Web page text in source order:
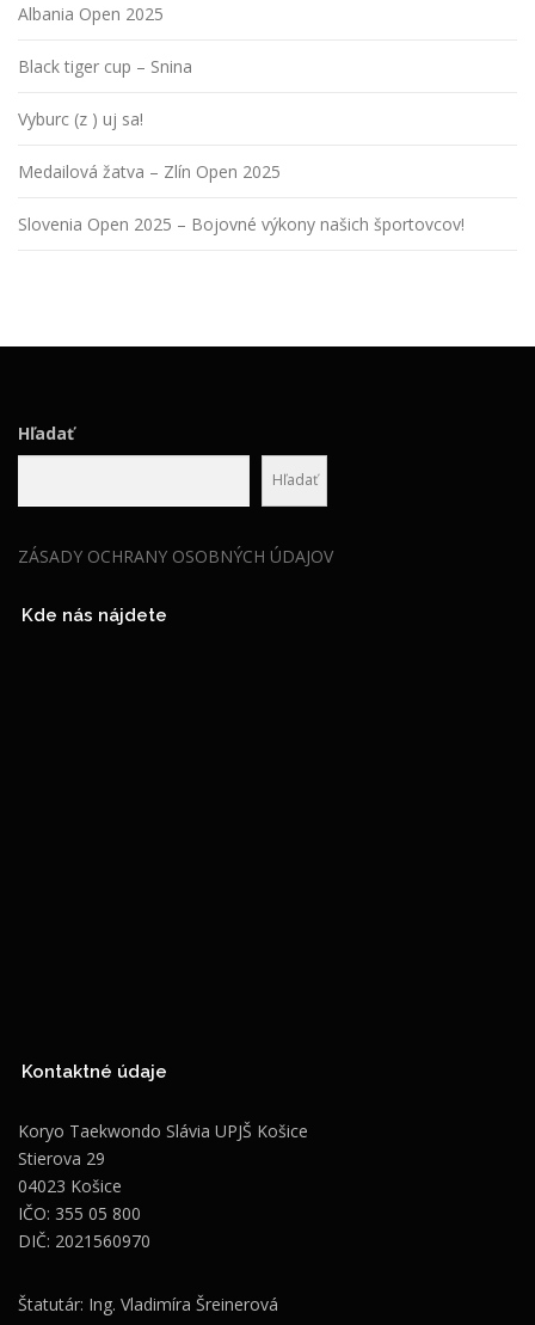
Albania Open 2025
Black tiger cup – Snina
Vyburc (z ) uj sa!
Medailová žatva – Zlín Open 2025
Slovenia Open 2025 – Bojovné výkony našich športovcov!
Hľadať
Hľadať
ZÁSADY OCHRANY OSOBNÝCH ÚDAJOV
Kde nás nájdete
Kontaktné údaje
Koryo Taekwondo Slávia UPJŠ Košice
Stierova 29
04023 Košice
IČO: 355 05 800
DIČ: 2021560970
Štatutár: Ing. Vladimíra Šreinerová